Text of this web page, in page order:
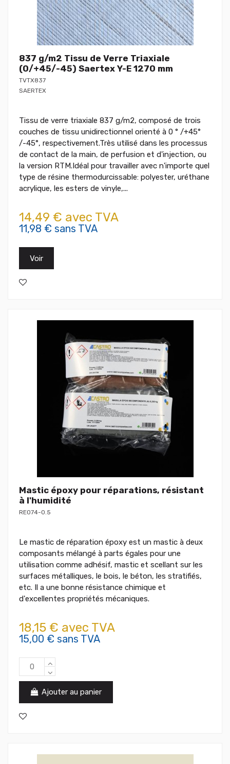
837 g/m2 Tissu de Verre Triaxiale
(0/+45/-45) Saertex Y-E 1270 mm
TVTX837
SAERTEX
Tissu de verre triaxiale 837 g/m2, composé de trois
couches de tissu unidirectionnel orienté à 0 ° /+45°
/-45°, respectivement.Très utilisé dans les processus
de contact de la main, de perfusion et d'injection, ou
la version RTM.Idéal pour travailler avec n'importe quel
type de résine thermodurcissable: polyester, uréthane
acrylique, les esters de vinyle,...
14,49 € avec TVA
11,98 € sans TVA
Voir
Mastic époxy pour réparations, résistant
à l'humidité
RE074-0.5
Le mastic de réparation époxy est un mastic à deux
composants mélangé à parts égales pour une
utilisation comme adhésif, mastic et scellant sur les
surfaces métalliques, le bois, le béton, les stratifiés,
etc. Il a une bonne résistance chimique et
d'excellentes propriétés mécaniques.
18,15 € avec TVA
15,00 € sans TVA
Ajouter au panier